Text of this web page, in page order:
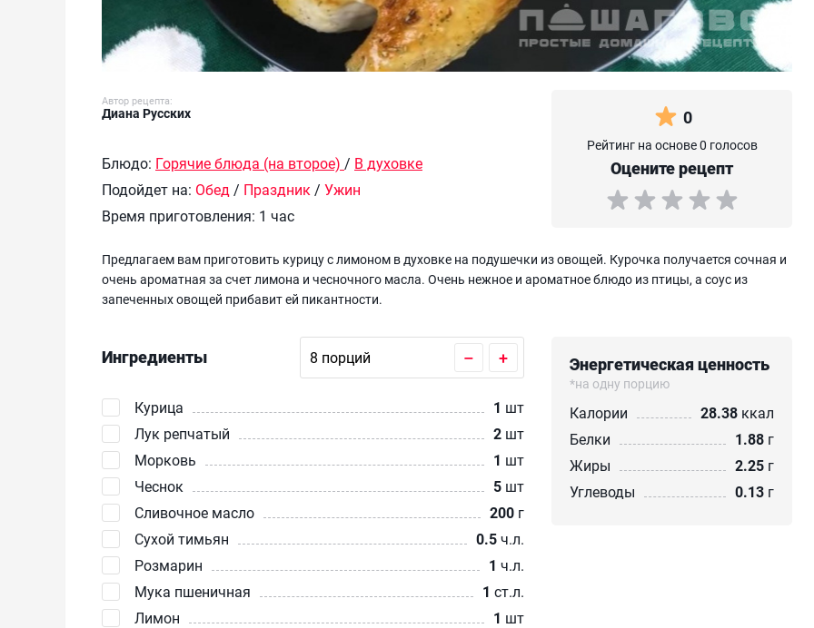
Автор рецепта:
Диана Русских
Блюдо: Горячие блюда (на второе) / В духовке
Подойдет на: Обед / Праздник / Ужин
Время приготовления: 1 час
0
Рейтинг на основе 0 голосов
Оцените рецепт
Предлагаем вам приготовить курицу с лимоном в духовке на подушечки из овощей. Курочка получается сочная и
очень ароматная за счет лимона и чесночного масла. Очень нежное и ароматное блюдо из птицы, а соус из
запеченных овощей прибавит ей пикантности.
Ингредиенты – +
Курица 1 шт
Лук репчатый
2 шт
Морковь
1 шт
Чеснок
5 шт
Сливочное масло
200 г
Сухой тимьян
0.5ч.л.
Розмарин
1 ч.л.
Мука пшеничная
1 ст.л.
Лимон
1 шт
Энергетическая ценность
*на одну порцию
Калории 28.38 ккал
Белки
1.88 г
Жиры
2.25 г
Углеводы
0.13 г